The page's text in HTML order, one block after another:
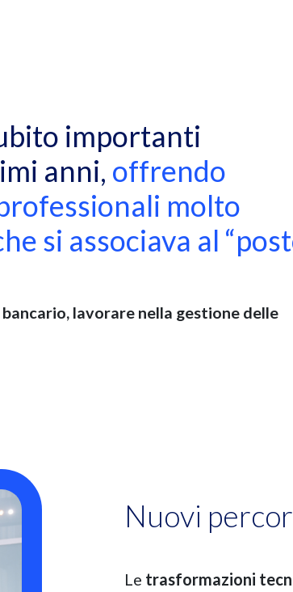
importanti
anni, offrendo
molto
si associava al
lavorare nella gestione delle
Nuovi
Le trasformazioni